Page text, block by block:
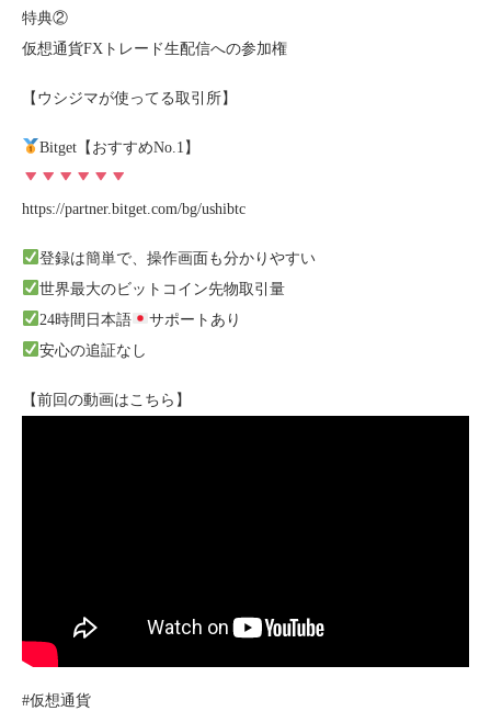
特典②
仮想通貨FXトレード生配信への参加権
【ウシジマが使ってる取引所】
Bitget【おすすめNo.1】
https://partner.bitget.com/bg/ushibtc
登録は簡単で、操作画面も分かりやすい
世界最大のビットコイン先物取引量
24時間日本語
サポートあり
安心の追証なし
【前回の動画はこちら】
#仮想通貨​